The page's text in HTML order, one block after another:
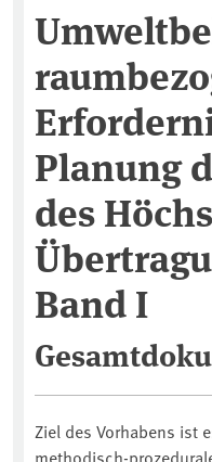
Planung
des
Band I
Ziel des Vorhabens ist
methodisch-